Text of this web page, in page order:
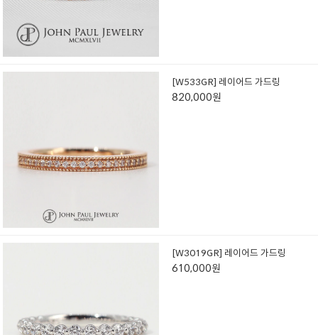
[W533GR] 레이어드 가드링
820,000원
[W3019GR] 레이어드 가드링
610,000원